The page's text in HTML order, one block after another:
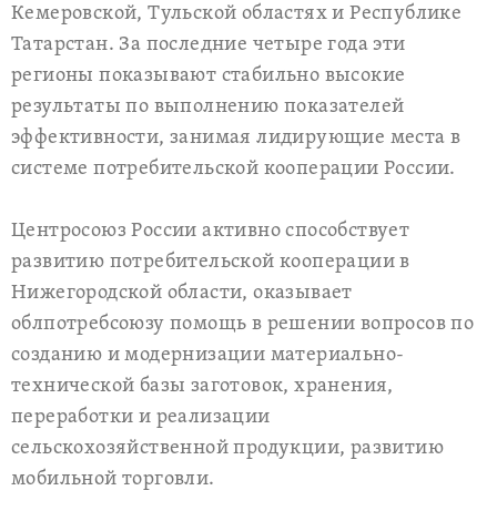
Кемеровской, Тульской областях и Республике
Татарстан. За последние четыре года эти
регионы показывают стабильно высокие
результаты по выполнению показателей
эффективности, занимая лидирующие места в
системе потребительской кооперации России.
Центросоюз России активно способствует
развитию потребительской кооперации в
Нижегородской области, оказывает
облпотребсоюзу помощь в решении вопросов по
созданию и модернизации материально-
технической базы заготовок, хранения,
переработки и реализации
сельскохозяйственной продукции, развитию
мобильной торговли.